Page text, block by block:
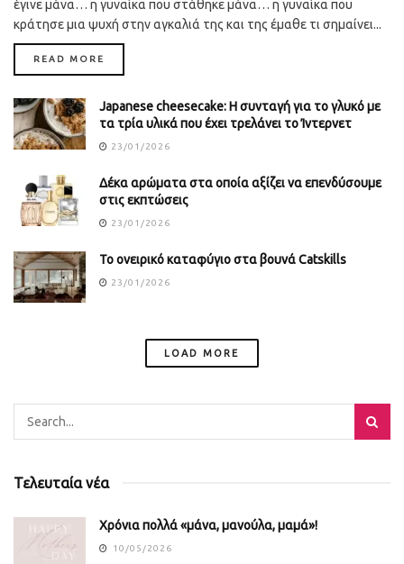
έγινε μάνα… η γυναίκα που στάθηκε μάνα… η γυναίκα που
κράτησε μια ψυχή στην αγκαλιά της και της έμαθε τι σημαίνει...
READ MORE
Japanese cheesecake: Η συνταγή για το γλυκό με
τα τρία υλικά που έχει τρελάνει το Ίντερνετ
23/01/2026
Δέκα αρώματα στα οποία αξίζει να επενδύσουμε
στις εκπτώσεις
23/01/2026
Το ονειρικό καταφύγιο στα βουνά Catskills
23/01/2026
LOAD MORE
Τελευταία νέα
Χρόνια πολλά «μάνα, μανούλα, μαμά»!
10/05/2026